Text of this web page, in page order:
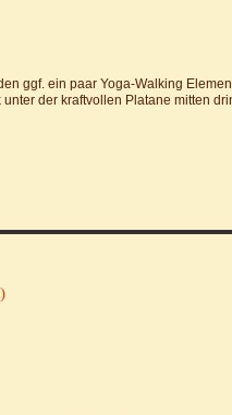
ggf. ein paar Yoga-Walking
der kraftvollen Platane mitten